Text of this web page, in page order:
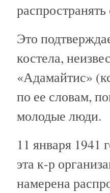
Это
костела,
«Адамайтис»
по ее словам,
молодые люди.
11 января 1941
эта к-р
намерена